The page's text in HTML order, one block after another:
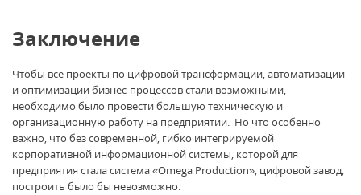
Заключение
Чтобы все проекты по цифровой трансформации, автоматизации
и оптимизации бизнес-процессов стали возможными,
необходимо было провести большую техническую и
организационную работу на предприятии. Но что особенно
важно, что без современной, гибко интегрируемой
корпоративной информационной системы, которой для
предприятия стала система «Omega Production», цифровой завод,
построить было бы невозможно.